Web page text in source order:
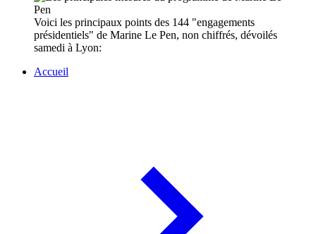
Voici les principaux points des 144 "engagements
présidentiels" de Marine Le Pen, non chiffrés, dévoilés
samedi à Lyon:
Accueil